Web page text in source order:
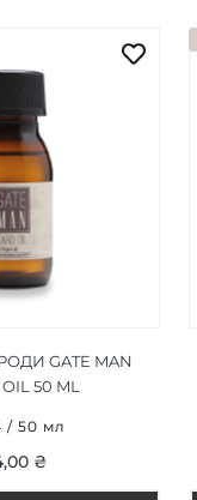
GATE MAN
50 ML
/ 50 мл
₴